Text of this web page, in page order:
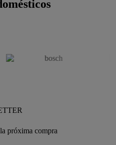
próxima compra